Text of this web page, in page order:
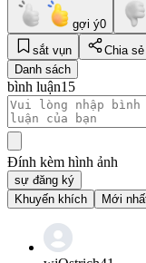
gợi ý0
sắt vụn
Chia sẻ
Danh sách
bình luận15
Đính kèm hình ảnh
sự đăng ký
Khuyến khích
Mới